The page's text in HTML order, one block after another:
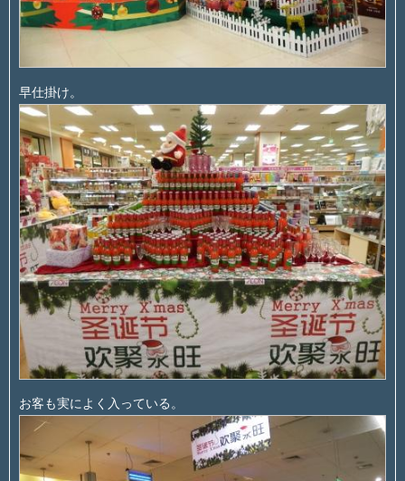
早仕掛け。
お客も実によく入っている。